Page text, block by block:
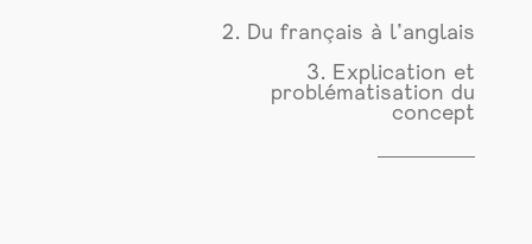
2. Du français à l’anglais
3. Explication et
problématisation du
concept